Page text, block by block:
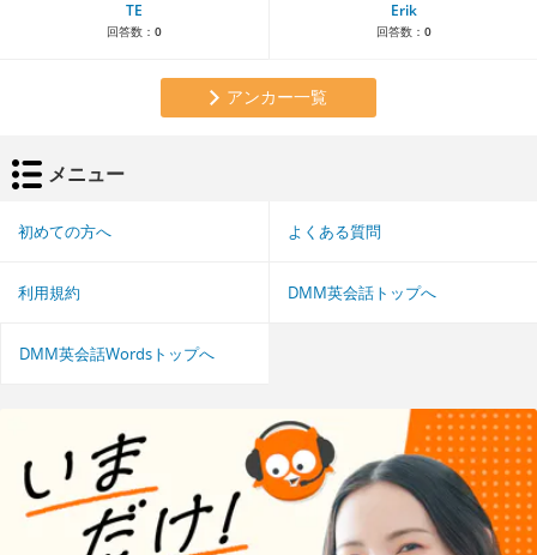
TE
回答数： 0
Erik
回答数： 0
アンカー一覧
メニュー
初めての方へ よくある質問
利用規約 DMM英会話トップへ
DMM英会話Wordsトップへ